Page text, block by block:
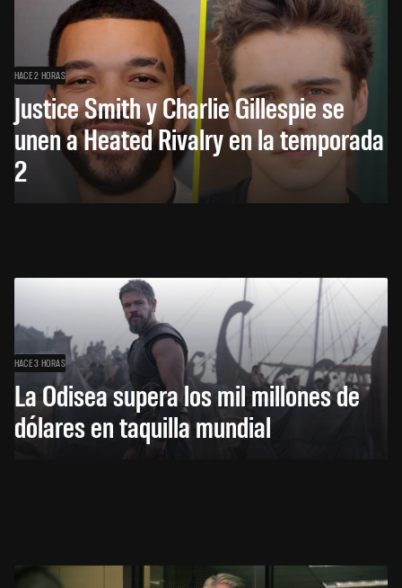
HACE 2 HORAS
Justice Smith y Charlie Gillespie se
unen a Heated Rivalry en la temporada
2
HACE 3 HORAS
La Odisea supera los mil millones de
dólares en taquilla mundial